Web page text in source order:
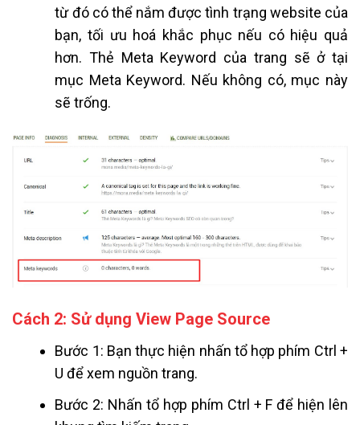
từ đó có thể nắm được tình trạng website của
bạn, tối ưu hoá khắc phục nếu có hiệu quả
hơn. Thẻ Meta Keyword của trang sẽ ở tại
mục Meta Keyword. Nếu không có, mục này
sẽ trống.
Cách 2: Sử dụng View Page Source
Bước 1: Bạn thực hiện nhấn tổ hợp phím Ctrl +
U để xem nguồn trang.
Bước 2: Nhấn tổ hợp phím Ctrl + F để hiện lên